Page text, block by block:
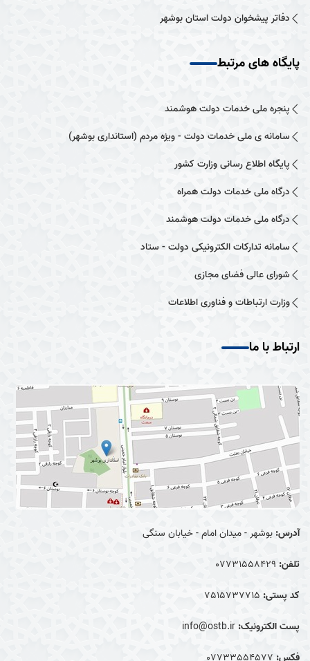
دفاتر پیشخوان دولت استان بوشهر
پایگاه های مرتبط
پنجره ملی خدمات دولت هوشمند
سامانه ی ملی خدمات دولت - ویژه مردم (استانداری بوشهر)
پایگاه اطلاع رسانی وزارت کشور
درگاه ملی خدمات دولت همراه
درگاه ملی خدمات دولت هوشمند
سامانه تدارکات الکترونیکی دولت - ستاد
شورای عالی فضای مجازی
وزارت ارتباطات و فناوری اطلاعات
ارتباط با ما
آدرس: بوشهر - میدان امام - خیابان سنگی
تلفن: 07731558429
کد پستی: 7515737715
پست الکترونیک: info@ostb.ir